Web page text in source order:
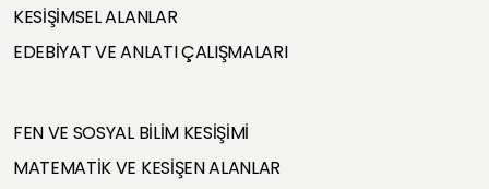
KESİŞİMSEL ALANLAR
EDEBİYAT VE ANLATI ÇALIŞMALARI
FEN VE SOSYAL BİLİM KESİŞİMİ
MATEMATİK VE KESİŞEN ALANLAR